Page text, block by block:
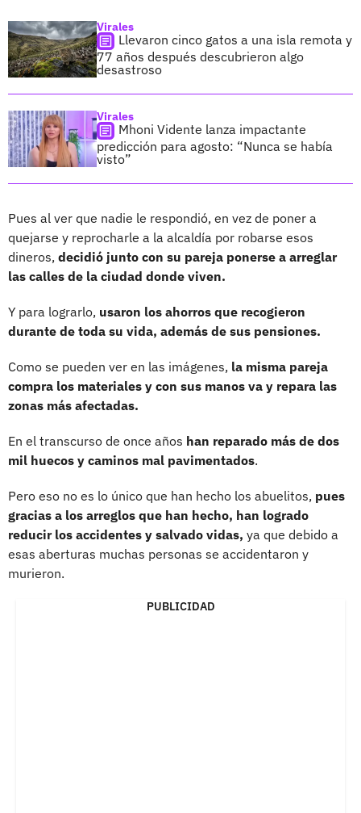
Virales
Llevaron cinco gatos a una isla remota y
77 años después descubrieron algo
desastroso
Virales
Mhoni Vidente lanza impactante
predicción para agosto: “Nunca se había
visto”
Pues al ver que nadie le respondió, en vez de poner a
quejarse y reprocharle a la alcaldía por robarse esos
dineros, decidió junto con su pareja ponerse a arreglar
las calles de la ciudad donde viven.
Y para lograrlo, usaron los ahorros que recogieron
durante de toda su vida, además de sus pensiones.
Como se pueden ver en las imágenes, la misma pareja
compra los materiales y con sus manos va y repara las
zonas más afectadas.
En el transcurso de once años han reparado más de dos
mil huecos y caminos mal pavimentados.
Pero eso no es lo único que han hecho los abuelitos, pues
gracias a los arreglos que han hecho, han logrado
reducir los accidentes y salvado vidas, ya que debido a
esas aberturas muchas personas se accidentaron y
murieron.
PUBLICIDAD